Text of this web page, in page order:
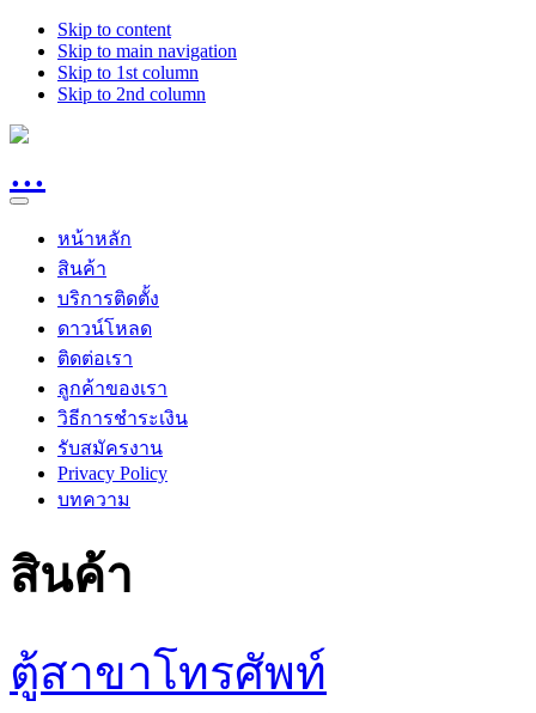
Skip to content
Skip to main navigation
Skip to 1st column
Skip to 2nd column
หน้าหลัก
สินค้า
บริการติดตั้ง
ดาวน์โหลด
ติดต่อเรา
ลูกค้าของเรา
วิธีการชำระเงิน
รับสมัครงาน
Privacy Policy
บทความ
สินค้า
ตู้สาขาโทรศัพท์